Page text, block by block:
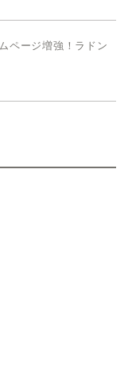
ページ増強！ラドン